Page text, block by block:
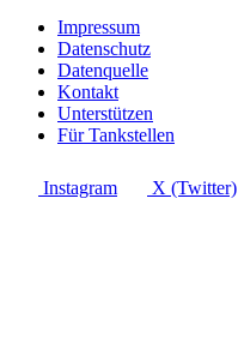
Impressum
Datenschutz
Datenquelle
Kontakt
Unterstützen
Für Tankstellen
Instagram X (Twitter)